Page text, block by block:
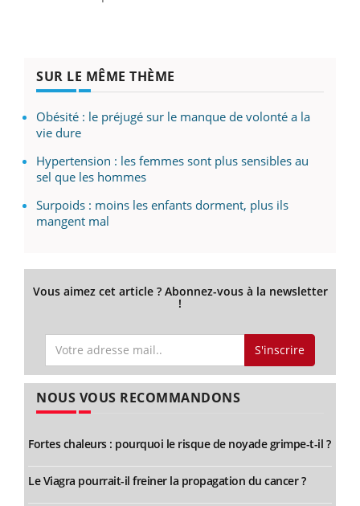
SUR LE MÊME THÈME
Obésité : le préjugé sur le manque de volonté a la
vie dure
Hypertension : les femmes sont plus sensibles au
sel que les hommes
Surpoids : moins les enfants dorment, plus ils
mangent mal
Vous aimez cet article ? Abonnez-vous à la newsletter
!
S'inscrire
NOUS VOUS RECOMMANDONS
Fortes chaleurs : pourquoi le risque de noyade grimpe-t-il ?
Le Viagra pourrait-il freiner la propagation du cancer ?